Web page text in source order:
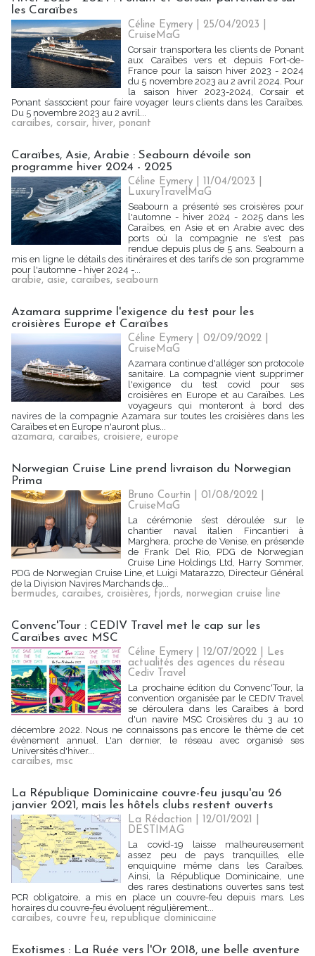
les Caraïbes
Céline Eymery | 25/04/2023
CruiseMaG
Corsair transportera les clients de Ponant
aux Caraïbes vers et depuis Fort-de-
France pour la saison hiver 2023 - 2024
du 5 novembre 2023 au 2 avril 2024. Pour
la saison hiver 2023-2024, Corsair et
Ponant s’associent pour faire voyager leurs clients dans les Caraïbes.
Du 5 novembre 2023 au 2 avril...
caraibes, corsair, hiver, ponant
Caraïbes, Asie, Arabie : Seabourn dévoile son
programme hiver 2024 - 2025
Céline Eymery | 11/04/2023
LuxuryTravelMaG
Seabourn a présenté ses croisières pour
l'automne - hiver 2024 - 2025 dans les
Caraïbes, en Asie et en Arabie avec des
ports où la compagnie ne s'est pas
rendue depuis plus de 5 ans. Seabourn a
mis en ligne le détails des itinéraires et des tarifs de son programme
pour l'automne - hiver 2024 -...
arabie, asie, caraibes, seabourn
Azamara supprime l'exigence du test pour les
croisières Europe et Caraïbes
Céline Eymery | 02/09/2022
CruiseMaG
Azamara continue d'alléger son protocole
sanitaire. La compagnie vient supprimer
l'exigence du test covid pour ses
croisières en Europe et au Caraïbes. Les
voyageurs qui monteront à bord des
navires de la compagnie Azamara sur toutes les croisières dans les
Caraïbes et en Europe n'auront plus...
azamara, caraibes, croisiere, europe
Norwegian Cruise Line prend livraison du Norwegian
Prima
Bruno Courtin | 01/08/2022
CruiseMaG
La cérémonie s’est déroulée sur le
chantier naval italien Fincantieri à
Marghera, proche de Venise, en présende
de Frank Del Rio, PDG de Norwegian
Cruise Line Holdings Ltd, Harry Sommer,
PDG de Norwegian Cruise Line, et Luigi Matarazzo, Directeur Général
de la Division Navires Marchands de...
bermudes, caraibes, croisières, fjords, norwegian cruise line
Convenc'Tour : CEDIV Travel met le cap sur les
Caraïbes avec MSC
Céline Eymery | 12/07/2022
Les
actualités des agences du réseau
Cediv Travel
La prochaine édition du Convenc'Tour, la
convention organisée par le CEDIV Travel
se déroulera dans les Caraïbes à bord
d'un navire MSC Croisières du 3 au 10
décembre 2022. Nous ne connaissons pas encore le thème de cet
évènement annuel. L'an dernier, le réseau avec organisé ses
Universités d'hiver...
caraibes, msc
La République Dominicaine couvre-feu jusqu'au 26
janvier 2021, mais les hôtels clubs restent ouverts
La Rédaction | 12/01/2021
DESTIMAG
La covid-19 laisse malheureusement
assez peu de pays tranquilles, elle
enquiquine même dans les Caraïbes.
Ainsi, la République Dominicaine, une
des rares destinations ouvertes sans test
PCR obligatoire, a mis en place un couvre-feu depuis mars. Les
horaires du couvre-feu évoluent régulièrement...
caraibes, couvre feu, republique dominicaine
Exotismes : La Ruée vers l'Or 2018, une belle aventure